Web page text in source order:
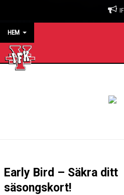
HEM
KALENDER
Early Bird – Säkra ditt
säsongskort!